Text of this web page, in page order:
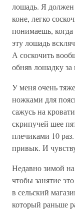
лошадь. Я должен
коне, легко
понимаешь,
эту лошадь
А соскочить
обняв лошадку
У меня очень
ножками для
сажусь на
скрипучей шее
плечиками 10
привык. И
Недавно зимой
чтобы занятие
в сельский
который раньше